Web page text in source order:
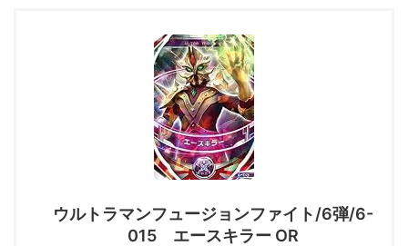
ウルトラマンフュージョンファイト/6弾/6-
015 エースキラー OR